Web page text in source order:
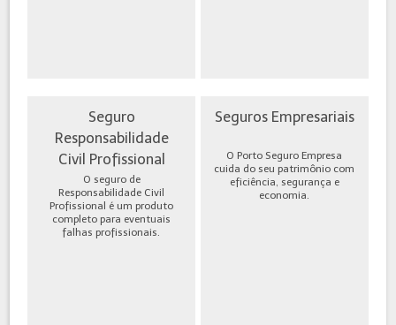
Seguro
Responsabilidade
Civil Profissional
O seguro de
Responsabilidade Civil
Profissional é um produto
completo para eventuais
falhas profissionais.
Seguros Empresariais
O Porto Seguro Empresa
cuida do seu patrimônio com
eficiência, segurança e
economia.